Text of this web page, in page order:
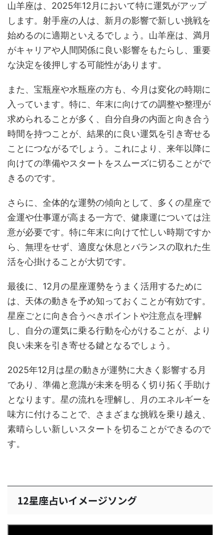
山羊座は、2025年12月において特に運気がアップ
します。射手座の人は、新月の影響で新しい挑戦を
始めるのに適期といえるでしょう。山羊座は、満月
がキャリアや人間関係に良い影響をもたらし、重要
な決定を後押しする可能性があります。
また、宝瓶座や水瓶座の方も、今月は変化の時期に
入っています。特に、年末に向けての調整や整理が
求められることが多く、自分自身の内面と向き合う
時間を持つことが、結果的に良い運気を引き寄せる
ことにつながるでしょう。これにより、来年以降に
向けての準備やスタートをスムーズに切ることがで
きるのです。
さらに、全体的な運勢の傾向として、多くの星座で
金運や仕事運が高まる一方で、健康運については注
意が必要です。特に年末に向けて忙しい時期ですか
ら、無理をせず、適度な休息とバランスの取れた生
活を心掛けることが大切です。
最後に、12月の星座運勢をうまく活用するために
は、天体の動きを予め知っておくことが有効です。
星座ごとに向き合うべきポイントや注意点を理解
し、自分の運気に乗る行動を心がけることが、より
良い未来を引き寄せる鍵となるでしょう。
2025年12月は星の動きが運勢に大きく影響する月
であり、準備と意識が未来を明るく切り拓く手助け
となります。星の流れを理解し、月のエネルギーを
味方に付けることで、さまざまな挑戦を乗り越え、
素晴らしい新しいスタートを切ることができるので
す。
12星座占いイメージソング